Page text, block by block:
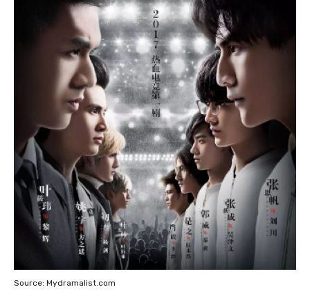
Source: Mydramalist.com